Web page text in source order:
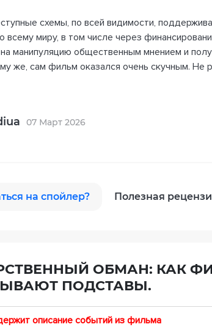
схемы, по всей видимости,
всему миру, в том числе через
манипуляцию общественным мнением и
же, сам фильм оказался очень скучным. Не
07 Март 2026
на спойлер? Полезная
ОБМАН: КАК
ПОДСТАВЫ.
описание событий из фильма